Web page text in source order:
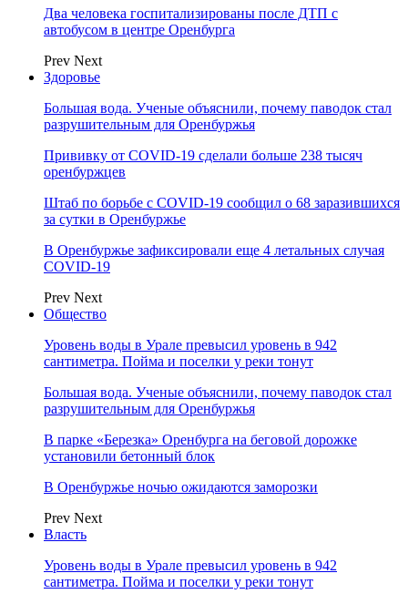
Два человека госпитализированы после ДТП с
автобусом в центре Оренбурга
Prev Next
Здоровье
Большая вода. Ученые объяснили, почему паводок стал
разрушительным для Оренбуржья
Прививку от COVID-19 сделали больше 238 тысяч
оренбуржцев
Штаб по борьбе с СOVID-19 сообщил о 68 заразившихся
за сутки в Оренбуржье
В Оренбуржье зафиксировали еще 4 летальных случая
COVID-19
Prev Next
Общество
Уровень воды в Урале превысил уровень в 942
сантиметра. Пойма и поселки у реки тонут
Большая вода. Ученые объяснили, почему паводок стал
разрушительным для Оренбуржья
В парке «Березка» Оренбурга на беговой дорожке
установили бетонный блок
В Оренбуржье ночью ожидаются заморозки
Prev Next
Власть
Уровень воды в Урале превысил уровень в 942
сантиметра. Пойма и поселки у реки тонут